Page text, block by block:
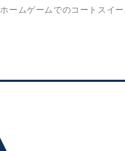
ームゲームでのコートスイー